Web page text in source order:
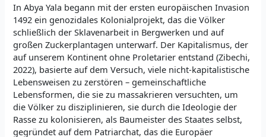
In Abya Yala begann mit der ersten europäischen Invasion
1492 ein genozidales Kolonialprojekt, das die Völker
schließlich der Sklavenarbeit in Bergwerken und auf
großen Zuckerplantagen unterwarf. Der Kapitalismus, der
auf unserem Kontinent ohne Proletarier entstand (Zibechi,
2022), basierte auf dem Versuch, viele nicht-kapitalistische
Lebensweisen zu zerstören – gemeinschaftliche
Lebensformen, die sie zu massakrieren versuchten, um
die Völker zu disziplinieren, sie durch die Ideologie der
Rasse zu kolonisieren, als Baumeister des Staates selbst,
gegründet auf dem Patriarchat, das die Europäer